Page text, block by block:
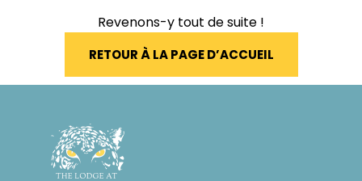
Revenons-y tout de suite !
RETOUR À LA PAGE D’ACCUEIL